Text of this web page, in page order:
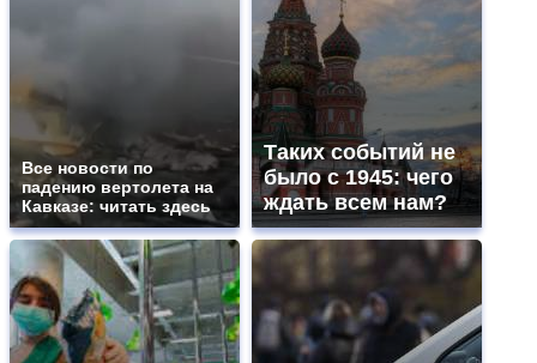
Все новости по
падению вертолета на
Кавказе: читать здесь
Таких событий не
было с 1945: чего
ждать всем нам?